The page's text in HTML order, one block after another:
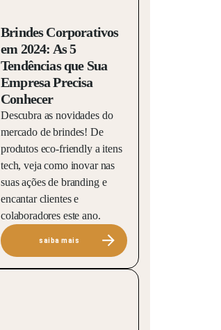
Brindes Corporativos
em 2024: As 5
Tendências que Sua
Empresa Precisa
Conhecer
Descubra as novidades do
mercado de brindes! De
produtos eco-friendly a itens
tech, veja como inovar nas
suas ações de branding e
encantar clientes e
colaboradores este ano.
saiba mais